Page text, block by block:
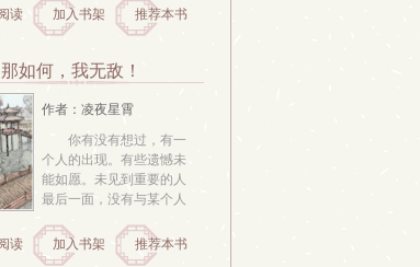
人为养料。远渡扶桑，杀
人练武，威压扶桑众生。
令，凡杀伐外族者，皆可
换取武林秘籍。传修炼
法，圈养世界升格，以...
读 加入书架 推荐本书
如何，我无敌！
作者：凌夜星霄
你有没有想过，有一
个人的出现。有些遗憾未
能如愿。未见到重要的人
最后一面，没有与某个人
相厮守。见过不平事，心
有感叹。偶然知晓，引动
读 加入书架 推荐本书